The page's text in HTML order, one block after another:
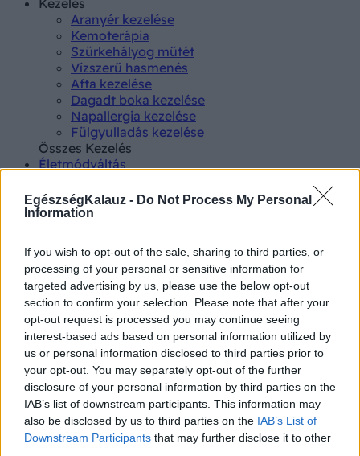
EgészségKalauz - Do Not Process My Personal
Information
If you wish to opt-out of the sale, sharing to third parties, or
processing of your personal or sensitive information for
targeted advertising by us, please use the below opt-out
section to confirm your selection. Please note that after your
opt-out request is processed you may continue seeing
interest-based ads based on personal information utilized by
us or personal information disclosed to third parties prior to
your opt-out. You may separately opt-out of the further
disclosure of your personal information by third parties on the
IAB’s list of downstream participants. This information may
also be disclosed by us to third parties on the IAB’s List of
Downstream Participants that may further disclose it to other
Aranyér kezelése
Kemoterápia
Szürkehályog műtét
Vízszerű hasmenés
Afta kezelése
Dagadt boka kezelése
Napallergia kezelése
Fülgyulladás kezelése
Összes Kezelés
Életmódváltás
Betegségek A-Z
Tünet
Vizsgálat
Kezelés
Életmódváltás
Kutatás
Prevenció
Hírek
Videók
Kisállatok egészsége